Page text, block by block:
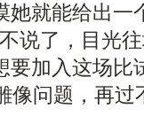
她就能给出一
说了，目光
要加入这场比
像问题，再过